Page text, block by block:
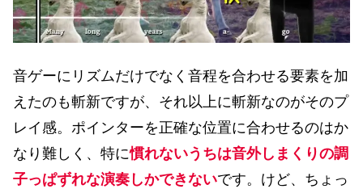
音ゲーにリズムだけでなく音程を合わせる要素を加
えたのも斬新ですが、それ以上に斬新なのがそのプ
レイ感。ポインターを正確な位置に合わせるのはか
なり難しく、特に慣れないうちは音外しまくりの調
子っぱずれな演奏しかできないです。けど、ちょっ